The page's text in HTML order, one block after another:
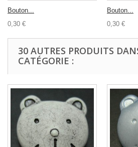
Bouton...
0,30 €
Bouton...
0,30 €
30 AUTRES PRODUITS
CATÉGORIE :